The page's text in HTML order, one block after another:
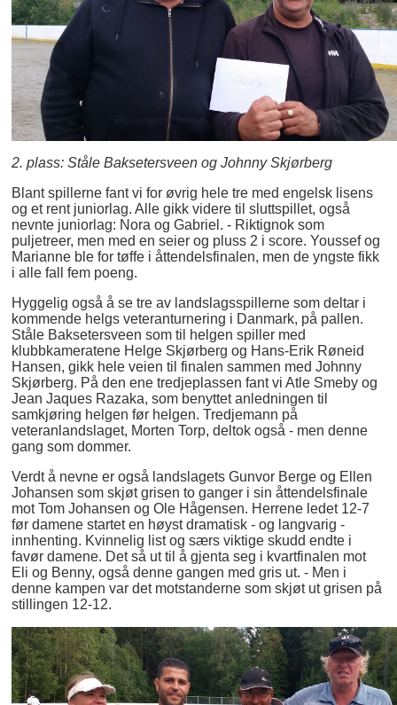
2. plass: Ståle Baksetersveen og Johnny Skjørberg
Blant spillerne fant vi for øvrig hele tre med engelsk lisens
og et rent juniorlag. Alle gikk videre til sluttspillet, også
nevnte juniorlag: Nora og Gabriel. - Riktignok som
puljetreer, men med en seier og pluss 2 i score. Youssef og
Marianne ble for tøffe i åttendelsfinalen, men de yngste fikk
i alle fall fem poeng.
Hyggelig også å se tre av landslagsspillerne som deltar i
kommende helgs veteranturnering i Danmark, på pallen.
Ståle Baksetersveen som til helgen spiller med
klubbkameratene Helge Skjørberg og Hans-Erik Røneid
Hansen, gikk hele veien til finalen sammen med Johnny
Skjørberg. På den ene tredjeplassen fant vi Atle Smeby og
Jean Jaques Razaka, som benyttet anledningen til
samkjøring helgen før helgen. Tredjemann på
veteranlandslaget, Morten Torp, deltok også - men denne
gang som dommer.
Verdt å nevne er også landslagets Gunvor Berge og Ellen
Johansen som skjøt grisen to ganger i sin åttendelsfinale
mot Tom Johansen og Ole Hågensen. Herrene ledet 12-7
før damene startet en høyst dramatisk - og langvarig -
innhenting. Kvinnelig list og særs viktige skudd endte i
favør damene. Det så ut til å gjenta seg i kvartfinalen mot
Eli og Benny, også denne gangen med gris ut. - Men i
denne kampen var det motstanderne som skjøt ut grisen på
stillingen 12-12.